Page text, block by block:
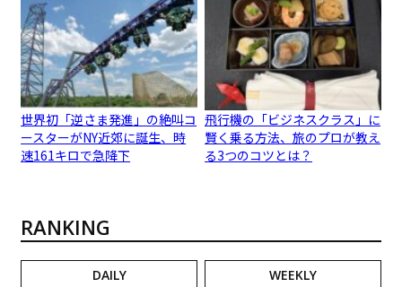
世界初「逆さま発進」の絶叫コ
ースターがNY近郊に誕生、時
速161キロで急降下
飛行機の「ビジネスクラス」に
賢く乗る方法、旅のプロが教え
る3つのコツとは？
RANKING
DAILY WEEKLY